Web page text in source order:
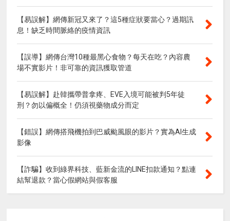
【易誤解】網傳新冠又來了？這5種症狀要當心？過期訊
息！缺乏時間脈絡的疫情資訊
【誤導】網傳台灣10種最黑心食物？每天在吃？內容農
場不實影片！非可靠的資訊獲取管道
【易誤解】赴韓攜帶普拿疼、EVE入境可能被判5年徒
刑？勿以偏概全！仍須視藥物成分而定
【錯誤】網傳搭飛機拍到巴威颱風眼的影片？實為AI生成
影像
【詐騙】收到綠界科技、藍新金流的LINE扣款通知？點連
結幫退款？當心假網站與假客服